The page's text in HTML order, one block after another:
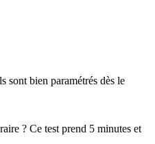
sont bien paramétrés dès le
? Ce test prend 5 minutes et